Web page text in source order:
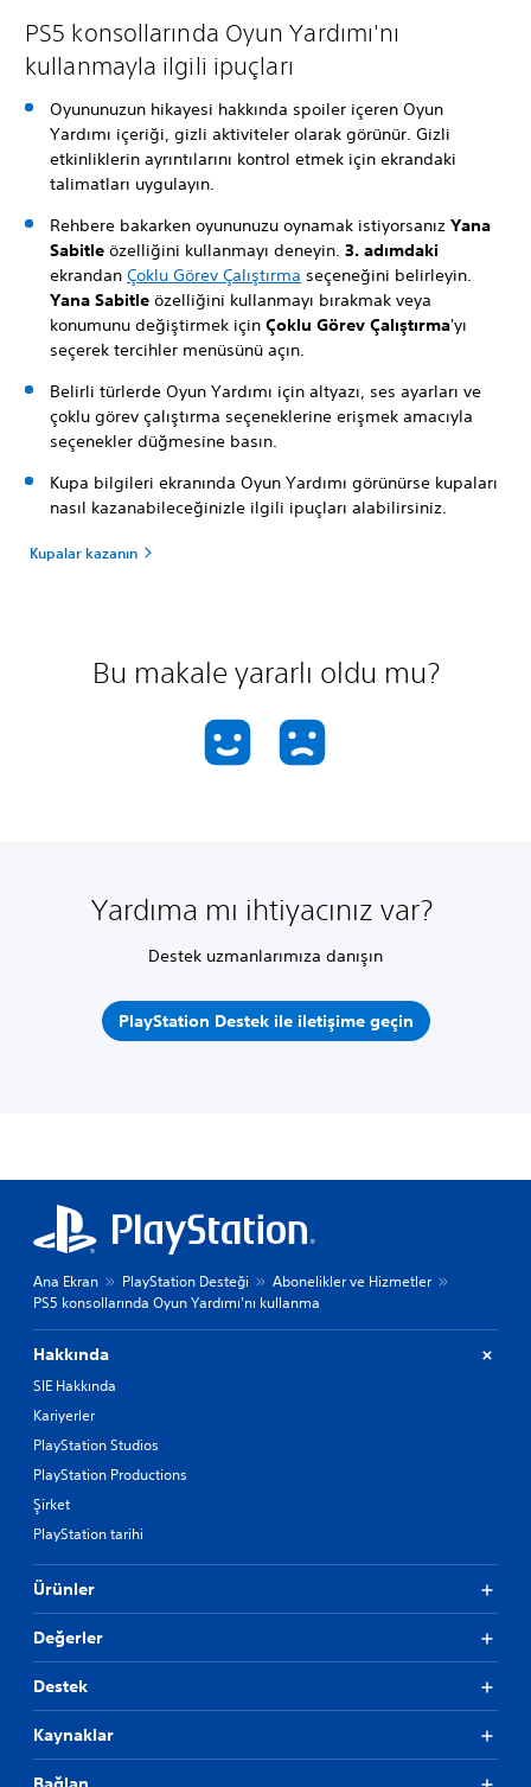
PS5 konsollarında Oyun Yardımı'nı
kullanmayla ilgili ipuçları
Oyununuzun hikayesi hakkında spoiler içeren Oyun
Yardımı içeriği, gizli aktiviteler olarak görünür. Gizli
etkinliklerin ayrıntılarını kontrol etmek için ekrandaki
talimatları uygulayın.
Rehbere bakarken oyununuzu oynamak istiyorsanız Yana
Sabitle özelliğini kullanmayı deneyin. 3. adımdaki
ekrandan Çoklu Görev Çalıştırma seçeneğini belirleyin.
Yana Sabitle özelliğini kullanmayı bırakmak veya
konumunu değiştirmek için Çoklu Görev Çalıştırma'yı
seçerek tercihler menüsünü açın.
Belirli türlerde Oyun Yardımı için altyazı, ses ayarları ve
çoklu görev çalıştırma seçeneklerine erişmek amacıyla
seçenekler düğmesine basın.
Kupa bilgileri ekranında Oyun Yardımı görünürse kupaları
nasıl kazanabileceğinizle ilgili ipuçları alabilirsiniz.
Kupalar kazanın
Bu makale yararlı oldu mu?
Yardıma mı ihtiyacınız var?
Destek uzmanlarımıza danışın
PlayStation Destek ile iletişime geçin
Ana Ekran PlayStation Desteği
Abonelikler ve Hizmetler
PS5 konsollarında Oyun Yardımı'nı kullanma
Hakkında
SIE Hakkında
Kariyerler
PlayStation Studios
PlayStation Productions
Şirket
PlayStation tarihi
Ürünler
Değerler
Destek
Kaynaklar